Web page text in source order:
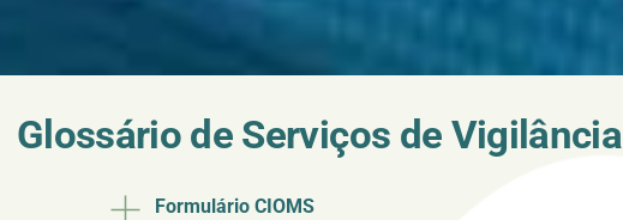
Glossário de Serviços de Vigilância
Formulário CIOMS